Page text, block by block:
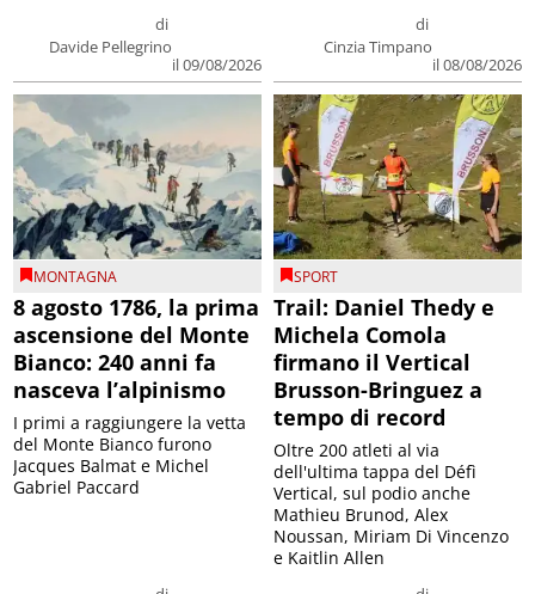
di
Davide Pellegrino
il 09/08/2026
di
Cinzia Timpano
il 08/08/2026
MONTAGNA
8 agosto 1786, la prima
ascensione del Monte
Bianco: 240 anni fa
nasceva l’alpinismo
I primi a raggiungere la vetta
del Monte Bianco furono
Jacques Balmat e Michel
Gabriel Paccard
SPORT
Trail: Daniel Thedy e
Michela Comola
firmano il Vertical
Brusson-Bringuez a
tempo di record
Oltre 200 atleti al via
dell'ultima tappa del Défì
Vertical, sul podio anche
Mathieu Brunod, Alex
Noussan, Miriam Di Vincenzo
e Kaitlin Allen